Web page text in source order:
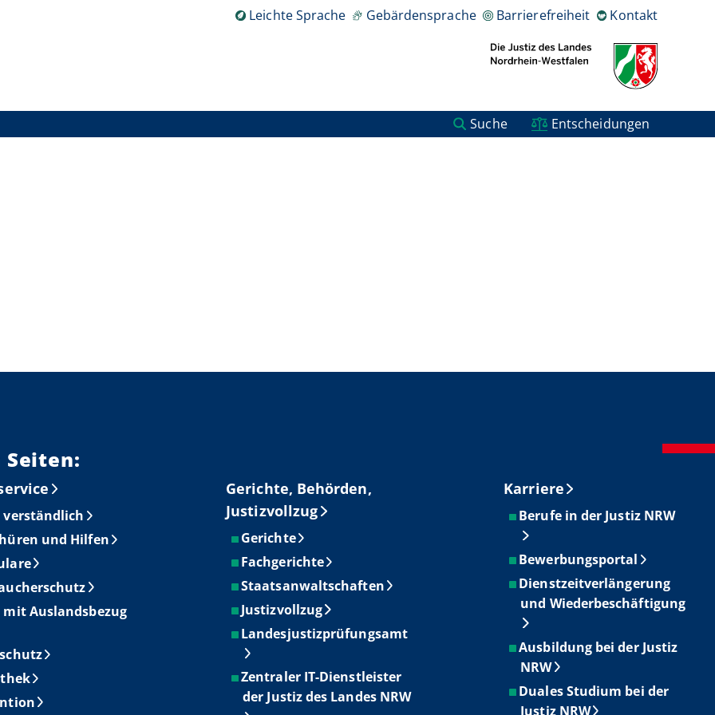
Leichte Sprache Gebärdensprache Barrierefreiheit Kontakt
Suche Entscheidungen
verständlich
und Hilfen
mit Auslandsbezug
Gerichte, Behörden,
Justizvollzug
Gerichte
Fachgerichte
Staatsanwaltschaften
Justizvollzug
Landesjustizprüfungsamt
Zentraler IT-Dienstleister
der Justiz des Landes NRW
Karriere
Berufe in der Justiz NRW
Bewerbungsportal
Dienstzeitverlängerung
und Wiederbeschäftigung
Ausbildung bei der Justiz
NRW
Duales Studium bei der
Justiz NRW